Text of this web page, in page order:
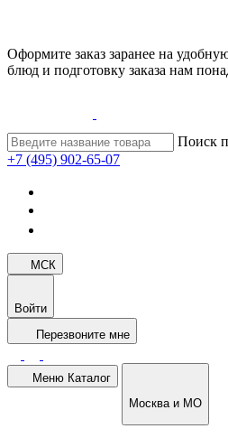
Оформите заказ заранее на
блюд и подготовку заказа нам
Поиск
+7 (495) 902-65-07
МСК
Войти
Перезвоните мне
Меню Каталог
Москва и МО